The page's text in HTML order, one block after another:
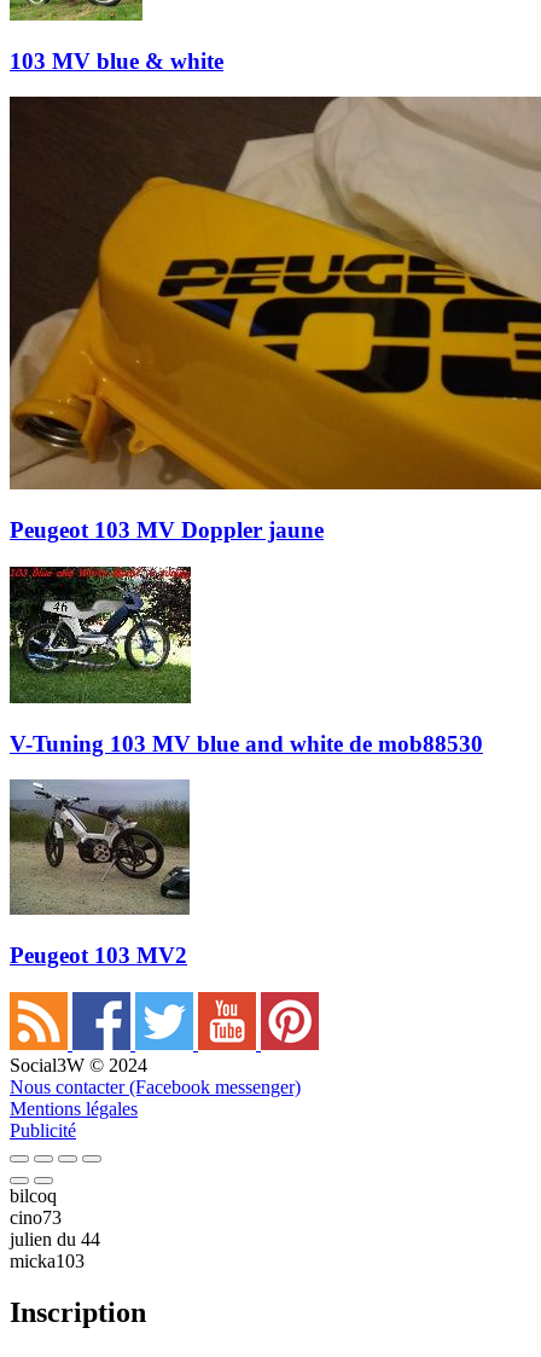
103 MV blue & white
Peugeot 103 MV Doppler jaune
V-Tuning 103 MV blue and white de mob88530
Peugeot 103 MV2
Social3W © 2024
Nous contacter (Facebook messenger)
Mentions légales
Publicité
bilcoq
cino73
julien du 44
micka103
Inscription